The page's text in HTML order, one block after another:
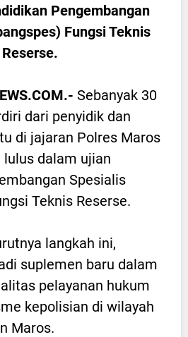
Pengembangan
Fungsi Teknis
Reserse.
Sebanyak 30
dari penyidik dan
di jajaran Polres Maros
dalam ujian
Spesialis
Teknis Reserse.
langkah ini,
suplemen baru dalam
pelayanan hukum
kepolisian di wilayah
Maros.